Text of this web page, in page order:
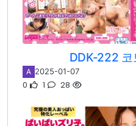
DDK-222 코
A 2025-01-07
0 1 28